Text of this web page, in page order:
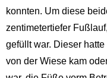
konnten. Um diese
zentimetertiefer
gefüllt war. Dieser
von der Wiese kam